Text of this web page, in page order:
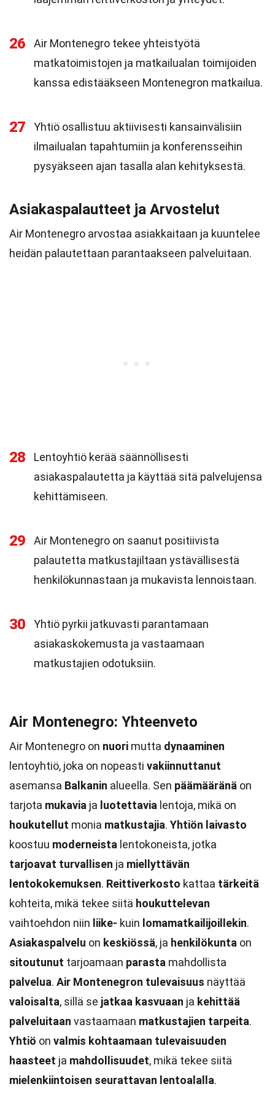
26
Air Montenegro tekee yhteistyötä
matkatoimistojen ja matkailualan toimijoiden
kanssa edistääkseen Montenegron matkailua.
27
Yhtiö osallistuu aktiivisesti kansainvälisiin
ilmailualan tapahtumiin ja konferensseihin
pysyäkseen ajan tasalla alan kehityksestä.
Asiakaspalautteet ja Arvostelut
Air Montenegro arvostaa asiakkaitaan ja kuuntelee
heidän palautettaan parantaakseen palveluitaan.
28
Lentoyhtiö kerää säännöllisesti
asiakaspalautetta ja käyttää sitä palvelujensa
kehittämiseen.
29
Air Montenegro on saanut positiivista
palautetta matkustajiltaan ystävällisestä
henkilökunnastaan ja mukavista lennoistaan.
30
Yhtiö pyrkii jatkuvasti parantamaan
asiakaskokemusta ja vastaamaan
matkustajien odotuksiin.
Air Montenegro: Yhteenveto
Air Montenegro on nuori mutta dynaaminen
lentoyhtiö, joka on nopeasti vakiinnuttanut
asemansa Balkanin alueella. Sen päämääränä on
tarjota mukavia ja luotettavia lentoja, mikä on
houkutellut monia matkustajia. Yhtiön laivasto
koostuu moderneista lentokoneista, jotka
tarjoavat turvallisen ja miellyttävän
lentokokemuksen. Reittiverkosto kattaa tärkeitä
kohteita, mikä tekee siitä houkuttelevan
vaihtoehdon niin liike- kuin lomamatkailijoillekin.
Asiakaspalvelu on keskiössä, ja henkilökunta on
sitoutunut tarjoamaan parasta mahdollista
palvelua. Air Montenegron tulevaisuus näyttää
valoisalta, sillä se jatkaa kasvuaan ja kehittää
palveluitaan vastaamaan matkustajien tarpeita.
Yhtiö on valmis kohtaamaan tulevaisuuden
haasteet ja mahdollisuudet, mikä tekee siitä
mielenkiintoisen seurattavan lentoalalla.